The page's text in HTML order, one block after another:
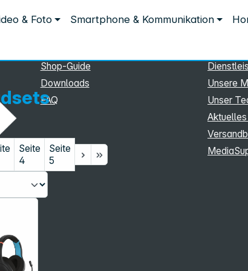
& Foto Smartphone & Kommunikation
Seite
4
Seite
5
Shop-Guide
Downloads
FAQ
Unsere
Unser